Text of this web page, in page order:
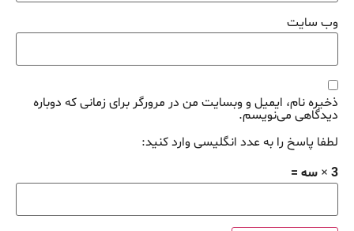
وب‌ سایت
ذخیره نام، ایمیل و وبسایت من در مرورگر برای زمانی که دوباره
دیدگاهی می‌نویسم.
لطفا پاسخ را به عدد انگلیسی وارد کنید:
3 × سه =